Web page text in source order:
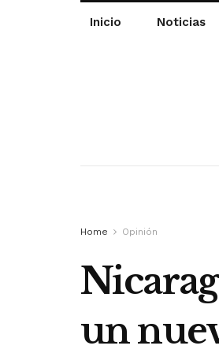
Inicio Noticias
Home Opinión
un